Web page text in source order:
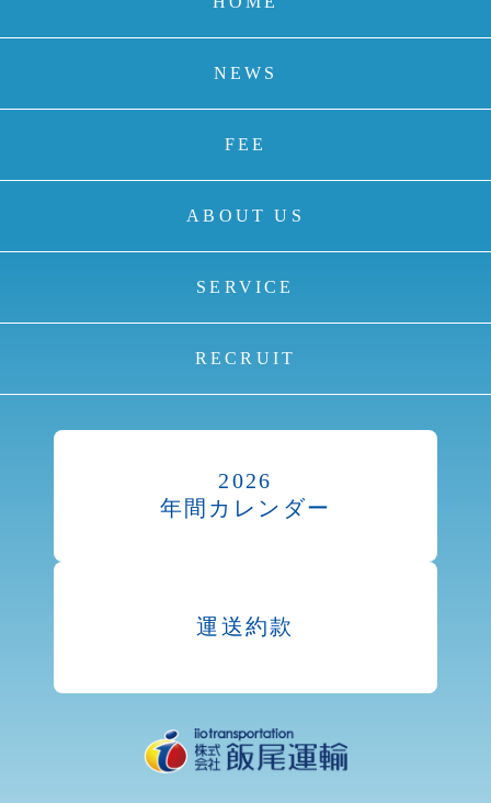
NEWS
FEE
ABOUT US
SERVICE
RECRUIT
2026
年間カレンダー
運送約款